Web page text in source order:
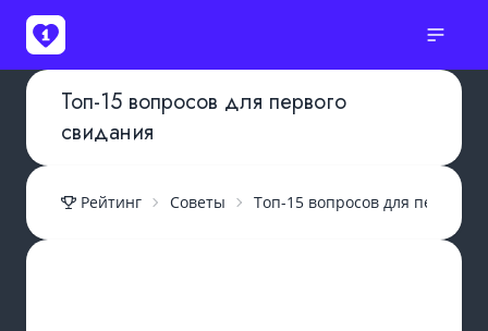
Топ-15 вопросов для первого
свидания
Рейтинг Советы Топ-15 вопросов для первого